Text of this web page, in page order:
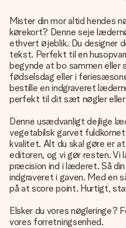
Mister din mor altid hendes
kørekort? Denne seje
ethvert øjeblik. Du designer
tekst. Perfekt til en
begynde at bo sammen eller
fødselsdag eller i
bestille en indgraveret
perfekt til dit sæt nøgler eller
Denne usædvanligt dejlige
vegetabilsk garvet
kvalitet. Alt du skal gøre er
editoren, og vi gør resten. Vi
præcision ind i læderet. Så
indgraveret i gaven. Med en
på at score point. Hurtigt,
Elsker du vores nøgleringe?
vores forretningsenhed.